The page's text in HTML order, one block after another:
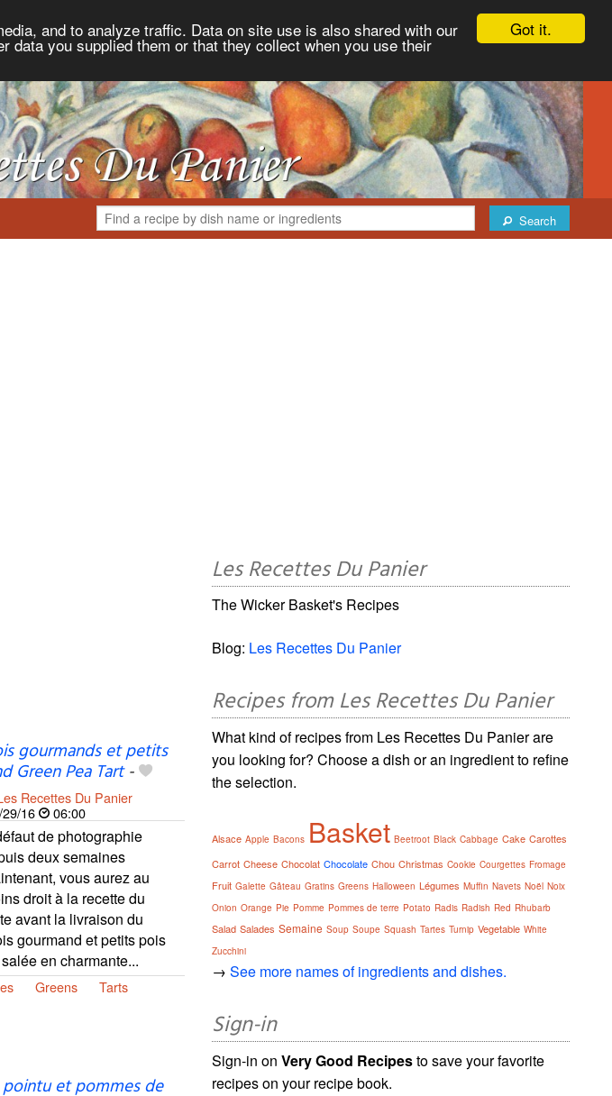
Got it.
and to analyze traffic. Data on site use is also shared with our
you supplied them or that they collect when you use their
Search
gourmands et petits
Green Pea Tart-
Recettes Du Panier
16
06:00
de photographie
deux semaines
vous aurez au
droit à la recette du
avant la livraison du
gourmand et petits pois
en charmante...
Greens
Tarts
pointu et pommes de
Les Recettes Du Panier
The Wicker Basket's Recipes
Blog: Les Recettes Du Panier
Recipes from Les Recettes Du Panier
What kind of recipes from Les Recettes Du Panier are
you looking for? Choose a dish or an ingredient to refine
the selection.
Alsace Apple Bacons Basket Beetroot Black Cabbage Cake Carottes
Carrot Cheese Chocolat Chocolate Chou Christmas Cookie Courgettes Fromage
Fruit Galette Gâteau Gratins Greens Halloween Légumes Muffin Navets Noël Noix
Onion Orange Pie Pomme Pommes de terre Potato Radis Radish Red Rhubarb
Salad Salades Semaine Soup Soupe Squash Tartes Turnip Vegetable White
Zucchini
→See more names of ingredients and dishes.
Sign-in
Sign-in onVery Good Recipesto save your favorite
recipes on your recipe book.